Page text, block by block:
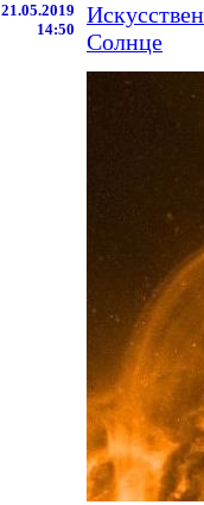
21.05.2019
14:50
Солнце